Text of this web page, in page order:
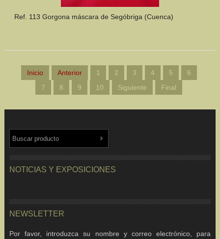
Ref. 113 Gorgona máscara de Segóbriga (Cuenca)
Inicio Anterior 1 2 3 4 5
6
7
8 9 10 Siguiente Final
NOTICIAS Y EXPOSICIONES
NEWSLETTER
Por favor, introduzca su nombre y correo electrónico, para